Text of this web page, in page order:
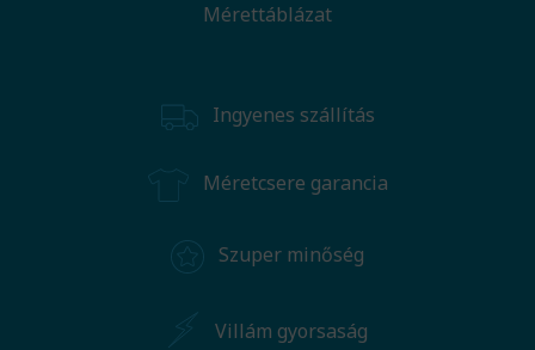
Mérettáblázat
Ingyenes szállítás
Méretcsere garancia
Szuper minőség
Villám gyorsaság